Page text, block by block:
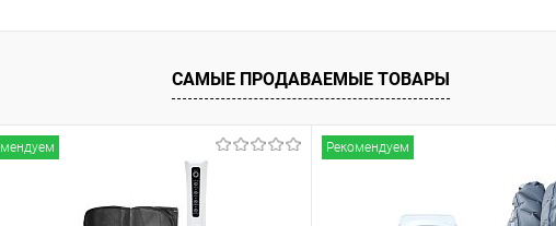
САМЫЕ ПРОДАВАЕМЫЕ ТОВАРЫ
Рекомендуем